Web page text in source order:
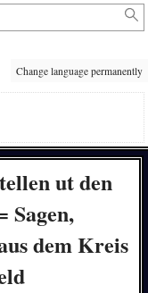
Change language permanently
ut den
Sagen,
dem Kreis